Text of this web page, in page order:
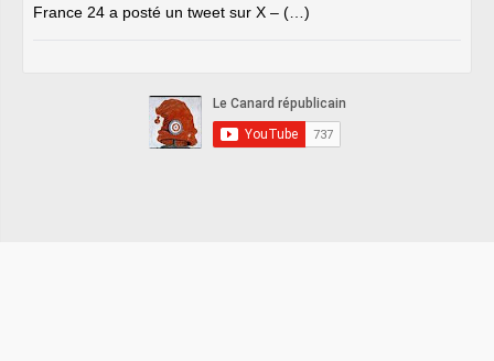
France 24 a posté un tweet sur X – (…)